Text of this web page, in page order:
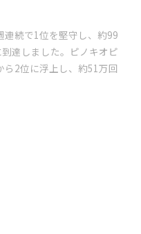
連続で1位を堅守し、約99
達しました。ピノキオピ
2位に浮上し、約51万回